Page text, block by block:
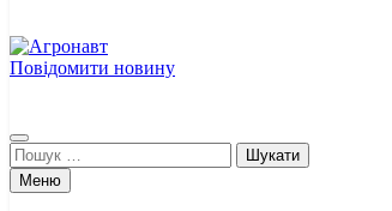
Повідомити новину
Пошук:
Меню